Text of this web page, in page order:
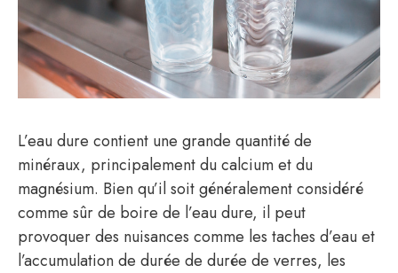
L’eau dure contient une grande quantité de
minéraux, principalement du calcium et du
magnésium. Bien qu’il soit généralement considéré
comme sûr de boire de l’eau dure, il peut
provoquer des nuisances comme les taches d’eau et
l’accumulation de durée de durée de verres, les